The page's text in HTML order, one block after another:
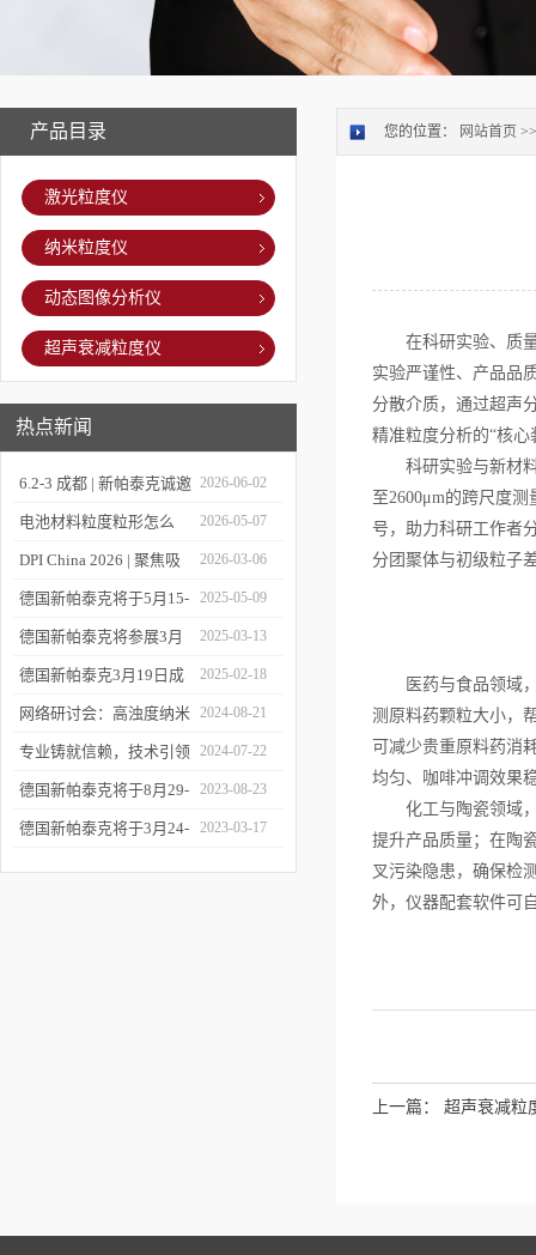
产品目录
激光粒度仪
纳米粒度仪
动态图像分析仪
超声衰减粒度仪
热点新闻
6.2-3 成都 | 新帕泰克诚邀
您相约CPI西南制药工业
大会
2026-06-02
电池材料粒度粒形怎么
测？德国新帕泰克邀您共
赴CIBF2026
2026-05-07
DPI China 2026 | 聚焦吸
入制剂前沿，共探技术创
新之路
2026-03-06
德国新帕泰克将于5月15-
17日参加深圳CIBF电池
展
2025-05-09
德国新帕泰克将参展3月
20-21日成都CPI制药工业
大会
2025-03-13
德国新帕泰克3月19日成
都粒度与粒形分析研讨会
诚邀参与
2025-02-18
网络研讨会：高浊度纳米
颗粒分散体系中的粒度分
析
2024-08-21
专业铸就信赖，技术引领
未来——新帕泰克中国20
周年
2024-07-22
德国新帕泰克将于8月29-
31日参加Formnext 2023
2023-08-23
德国新帕泰克将于3月24- 2023-03-17
您的位置： 网站首页
在科研实验、质量
实验严谨性、产品品
分散介质，通过超声
精准粒度分析的“核
科研实验与新材料
至2600μm的跨尺度
号，助力科研工作者
分团聚体与初级粒子
医药与食品领域，
测原料药颗粒大小，
可减少贵重原料药消
均匀、咖啡冲调效果
化工与陶瓷领域，
提升产品质量；在陶
叉污染隐患，确保检
外，仪器配套软件可
上一篇： 超声衰减粒